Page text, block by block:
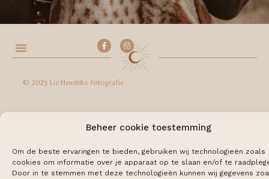
Beheer cookie toestemming
Om de beste ervaringen te bieden, gebruiken wij technologieën zoals
cookies om informatie over je apparaat op te slaan en/of te
Door in te stemmen met deze technologieën kunnen wij gegevens
© 2023 Liz Hendriks fotografie